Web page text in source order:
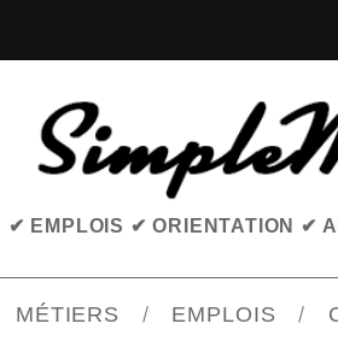
✔ EMPLOIS ✔ ORIENTATION ✔
MÉTIERS EMPLOIS